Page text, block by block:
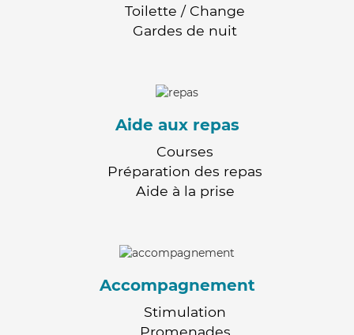
Toilette / Change
Gardes de nuit
Aide aux repas
Courses
Préparation des repas
Aide à la prise
Accompagnement
Stimulation
Promenades